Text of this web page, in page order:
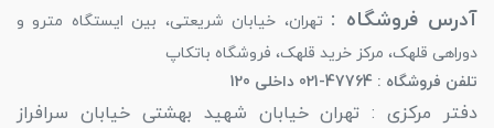
آدرس فروشگاه : تهران، خیابان شریعتی، بین ایستگاه مترو و
دوراهی قلهک، مرکز خرید قلهک، فروشگاه باتکاپ
تلفن فروشگاه : 47764-021 داخلی 120
دفتر مرکزی : تهران خیابان شهید بهشتی خیابان سرافراز